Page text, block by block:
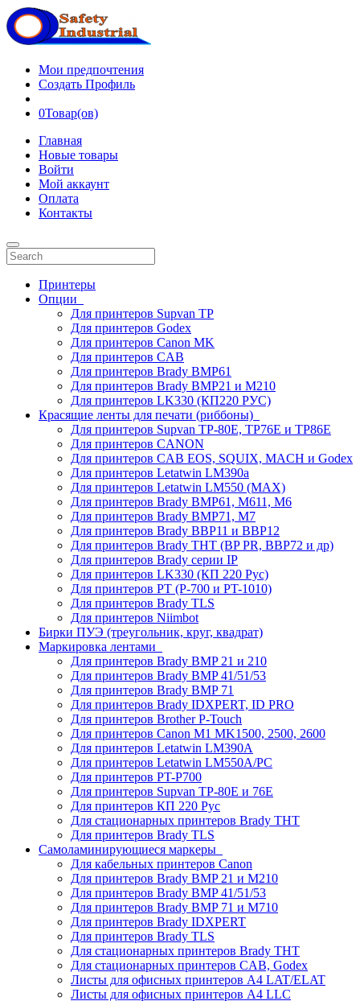
Мои предпочтения
Создать Профиль
0Товар(ов)
Главная
Новые товары
Войти
Мой аккаунт
Оплата
Контакты
Принтеры
Опции
Для принтеров Supvan TP
Для принтеров Godex
Для принтеров Canon MK
Для принтеров CAB
Для принтеров Brady BMP61
Для принтеров Brady BMP21 и M210
Для принтеров LK330 (КП220 РУС)
Красящие ленты для печати (риббоны)
Для принтеров Supvan TP-80E, TP76E и TP86E
Для принтеров CANON
Для принтеров CAB EOS, SQUIX, MACH и Godex
Для принтеров Letatwin LM390a
Для принтеров Letatwin LM550 (MAX)
Для принтеров Brady BMP61, M611, M6
Для принтеров Brady BMP71, M7
Для принтеров Brady BBP11 и BBP12
Для принтеров Brady THT (BP PR, BBP72 и др)
Для принтеров Brady серии IP
Для принтеров LK330 (КП 220 Рус)
Для принтеров PT (P-700 и PT-1010)
Для принтеров Brady TLS
Для принтеров Niimbot
Бирки ПУЭ (треугольник, круг, квадрат)
Маркировка лентами
Для принтеров Brady BMP 21 и 210
Для принтеров Brady BMP 41/51/53
Для принтеров Brady BMP 71
Для принтеров Brady IDXPERT, ID PRO
Для принтеров Brother P-Touch
Для принтеров Canon M1 MK1500, 2500, 2600
Для принтеров Letatwin LM390A
Для принтеров Letatwin LM550A/PC
Для принтеров PT-P700
Для принтеров Supvan TP-80E и 76E
Для принтеров КП 220 Рус
Для стационарных принтеров Brady THT
Для принтеров Brady TLS
Самоламинирующиеся маркеры
Для кабельных принтеров Canon
Для принтеров Brady BMP 21 и M210
Для принтеров Brady BMP 41/51/53
Для принтеров Brady BMP 71 и M710
Для принтеров Brady IDXPERT
Для принтеров Brady TLS
Для стационарных принтеров Brady THT
Для стационарных принтеров CAB, Godex
Листы для офисных принтеров А4 LAT/ELAT
Листы для офисных принтеров А4 LLC